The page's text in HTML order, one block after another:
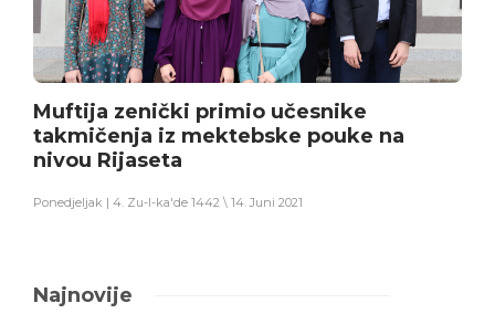
Muftija zenički primio učesnike
takmičenja iz mektebske pouke na
nivou Rijaseta
Ponedjeljak | 4. Zu-l-ka'de 1442 \ 14. Juni 2021
Najnovije